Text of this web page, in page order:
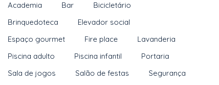
Academia Bar
Bicicletário
Brinquedoteca
Elevador social
Espaço gourmet
Fire place
Lavanderia
Piscina adulto
Piscina infantil
Portaria
Sala de jogos
Salão de festas
Segurança